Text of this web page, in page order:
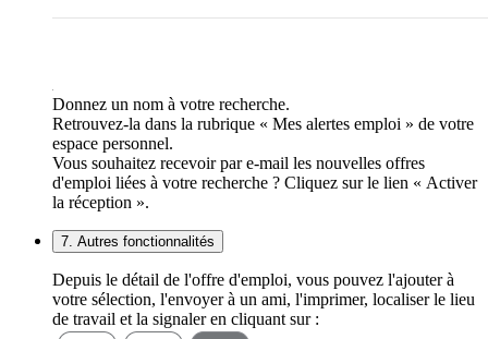
Donnez un nom à votre recherche.
Retrouvez-la dans la rubrique « Mes alertes emploi » de votre
espace personnel.
Vous souhaitez recevoir par e-mail les nouvelles offres
d'emploi liées à votre recherche ? Cliquez sur le lien « Activer
la réception ».
7. Autres fonctionnalités
Depuis le détail de l'offre d'emploi, vous pouvez l'ajouter à
votre sélection, l'envoyer à un ami, l'imprimer, localiser le lieu
de travail et la signaler en cliquant sur :